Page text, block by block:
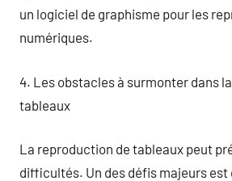
un logiciel de graphisme pour les
numériques.
4. Les obstacles à surmonter dans
tableaux
La reproduction de tableaux peut
difficultés. Un des défis majeurs est